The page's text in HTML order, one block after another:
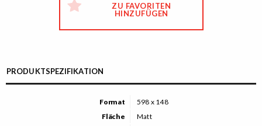
ZU FAVORITEN
HINZUFÜGEN
PRODUKTSPEZIFIKATION
Format
598 x 148
Fläche
Matt